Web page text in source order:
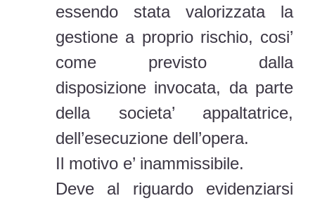
essendo stata valorizzata la
gestione a proprio rischio, cosi’
come previsto dalla
disposizione invocata, da parte
della societa’ appaltatrice,
dell’esecuzione dell’opera.
Il motivo e’ inammissibile.
Deve al riguardo evidenziarsi